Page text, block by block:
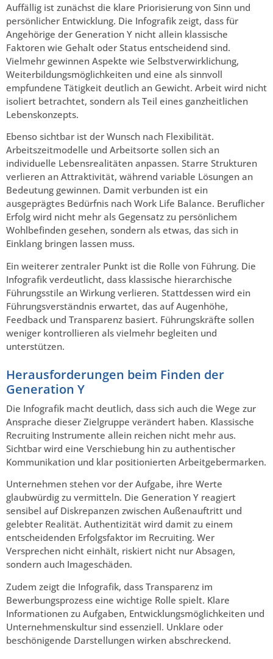
Auffällig ist zunächst die klare Priorisierung von Sinn und
persönlicher Entwicklung. Die Infografik zeigt, dass für
Angehörige der Generation Y nicht allein klassische
Faktoren wie Gehalt oder Status entscheidend sind.
Vielmehr gewinnen Aspekte wie Selbstverwirklichung,
Weiterbildungsmöglichkeiten und eine als sinnvoll
empfundene Tätigkeit deutlich an Gewicht. Arbeit wird nicht
isoliert betrachtet, sondern als Teil eines ganzheitlichen
Lebenskonzepts.
Ebenso sichtbar ist der Wunsch nach Flexibilität.
Arbeitszeitmodelle und Arbeitsorte sollen sich an
individuelle Lebensrealitäten anpassen. Starre Strukturen
verlieren an Attraktivität, während variable Lösungen an
Bedeutung gewinnen. Damit verbunden ist ein
ausgeprägtes Bedürfnis nach Work Life Balance. Beruflicher
Erfolg wird nicht mehr als Gegensatz zu persönlichem
Wohlbefinden gesehen, sondern als etwas, das sich in
Einklang bringen lassen muss.
Ein weiterer zentraler Punkt ist die Rolle von Führung. Die
Infografik verdeutlicht, dass klassische hierarchische
Führungsstile an Wirkung verlieren. Stattdessen wird ein
Führungsverständnis erwartet, das auf Augenhöhe,
Feedback und Transparenz basiert. Führungskräfte sollen
weniger kontrollieren als vielmehr begleiten und
unterstützen.
Herausforderungen beim Finden der
Generation Y
Die Infografik macht deutlich, dass sich auch die Wege zur
Ansprache dieser Zielgruppe verändert haben. Klassische
Recruiting Instrumente allein reichen nicht mehr aus.
Sichtbar wird eine Verschiebung hin zu authentischer
Kommunikation und klar positionierten Arbeitgebermarken.
Unternehmen stehen vor der Aufgabe, ihre Werte
glaubwürdig zu vermitteln. Die Generation Y reagiert
sensibel auf Diskrepanzen zwischen Außenauftritt und
gelebter Realität. Authentizität wird damit zu einem
entscheidenden Erfolgsfaktor im Recruiting. Wer
Versprechen nicht einhält, riskiert nicht nur Absagen,
sondern auch Imageschäden.
Zudem zeigt die Infografik, dass Transparenz im
Bewerbungsprozess eine wichtige Rolle spielt. Klare
Informationen zu Aufgaben, Entwicklungsmöglichkeiten und
Unternehmenskultur sind essenziell. Unklare oder
beschönigende Darstellungen wirken abschreckend.